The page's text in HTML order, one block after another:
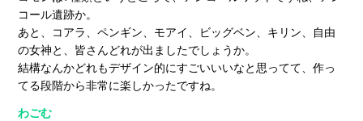
コール遺跡か。
あと、コアラ、ペンギン、モアイ、ビッグベン、キリン、自由
の女神と、皆さんどれが出ましたでしょうか。
結構なんかどれもデザイン的にすごいいいなと思ってて、作っ
てる段階から非常に楽しかったですね。
わごむ